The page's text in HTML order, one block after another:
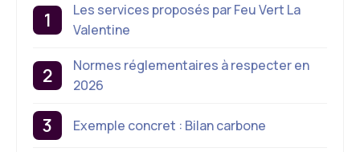
Les services proposés par Feu Vert La
Valentine
Normes réglementaires à respecter en
2026
Exemple concret : Bilan carbone